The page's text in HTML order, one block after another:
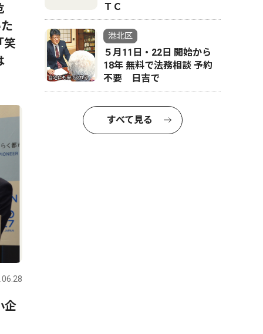
笑
企
ＴＣ
港北区
５月11日・22日 開始から
18年 無料で法務相談 予約
不要 日吉で
すべて見る